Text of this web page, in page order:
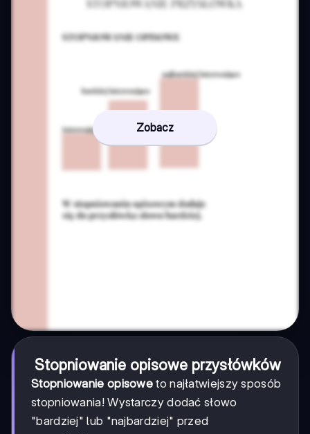
Zobacz
Stopniowanie opisowe przysłówków
Stopniowanie opisowe to najłatwiejszy sposób
stopniowania! Wystarczy dodać słowo
"bardziej" lub "najbardziej" przed